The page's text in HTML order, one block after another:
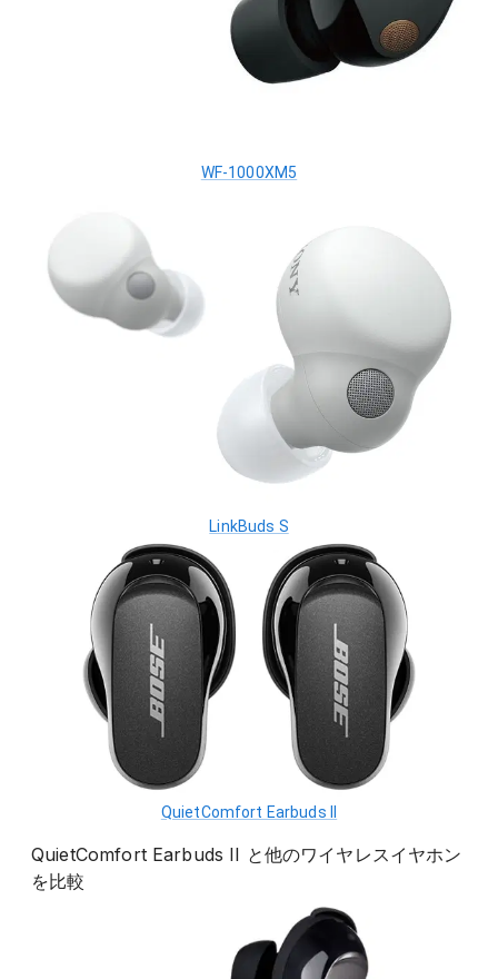
WF-1000XM5
LinkBuds S
QuietComfort Earbuds II
QuietComfort Earbuds II と他のワイヤレスイヤホン
を比較